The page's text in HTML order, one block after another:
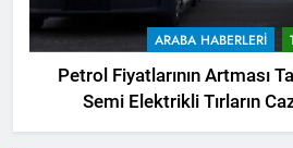
ARABA HABERLERI
Petrol Fiyatlarının Artması
Semi Elektrikli Tırların